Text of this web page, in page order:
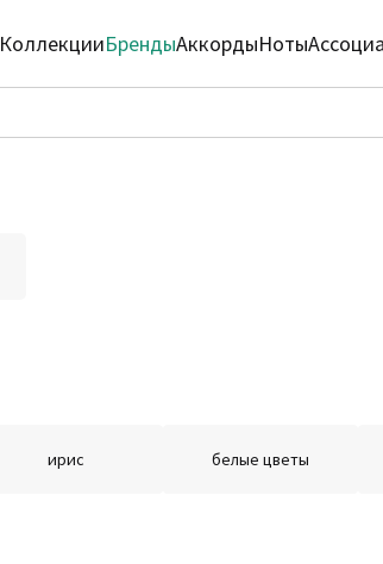
КоллекцииБрендыАккордыНоты
ирис белые цветы